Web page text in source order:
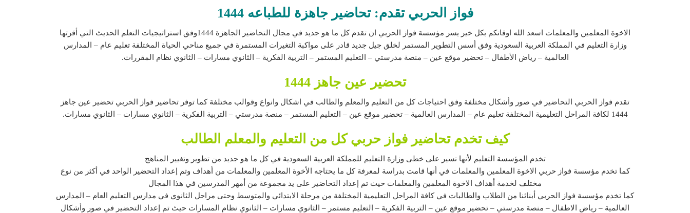
فواز الحربي تقدم: تحاضير جاهزة للطباعه 1444
الاخوة المعلمين والمعلمات اسعد الله اوقاتكم بكل خير يسر مؤسسة فواز الحربي ان تقدم كل ما هو جديد في مجال التحاضير الجاهزة 1444وفق استراتيجيات التعلم الحديث التي أقرتها
وزارة التعليم في المملكة العربية السعودية وفق أسس التطوير المستمر لخلق جيل جديد قادر على مواكبة التغيرات المستمرة في جميع مناحي الحياة المختلفة تعليم عام – المدارس
العالمية – رياض الأطفال – تحضير موقع عين – منصة مدرستي – التعليم المستمر – التربية الفكرية – الثانوي مسارات – الثانوي نظام المقررات.
تحضير عين جاهز 1444
تقدم فواز الحربي التحاضير في صور وأشكال مختلفة وفق احتياجات كل من التعليم والمعلم والطالب في اشكال وانواع وقوالب مختلفة كما توفر تحاضير فواز الحربي تحضير عين جاهز
1444 لكافة المراحل التعليمية المختلفة تعليم عام – المدارس العالمية – تحضير موقع عين – التعليم المستمر – منصة مدرستي – التربية الفكرية – الثانوي مسارات – الثانوي مسارات.
كيف تخدم تحاضير فواز حربي كل من التعليم والمعلم الطالب
تخدم المؤسسة التعليم لأنها تسير على خطى وزارة التعليم للمملكة العربية السعودية في كل ما هو جديد من تطوير وتغيير المناهج
كما تخدم مؤسسة فواز حربي الاخوة المعلمين والمعلمات في أنها قامت بدراسة لمعرفة كل ما يحتاجه الأخوة المعلمين والمعلمات من أهداف وتم إعداد التحضير الواحد في أكثر من نوع
مختلف لخدمة أهداف الاخوة المعلمين والمعلمات حيث تم إعداد التحاضير على يد مجموعة من أمهر المدرسين في هذا المجال
كما تخدم مؤسسة فواز الحربي أبنائنا من الطلاب والطالبات في كافة المراحل التعليمية المختلفة من مرحلة الابتدائي والمتوسط وحتى مراحل الثانوي في مدارس التعليم العام – المدارس
العالمية – رياض الاطفال – منصة مدرستي – تحضير موقع عين – التربية الفكرية – التعليم مستمر – الثانوي مسارات – الثانوي نظام المسارات حيث تم إعداد التحضير في صور وأشكال